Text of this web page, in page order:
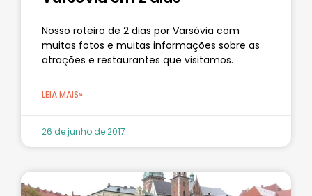
Nosso roteiro de 2 dias por Varsóvia com
muitas fotos e muitas informações sobre as
atrações e restaurantes que visitamos.
LEIA MAIS»
26 de junho de 2017